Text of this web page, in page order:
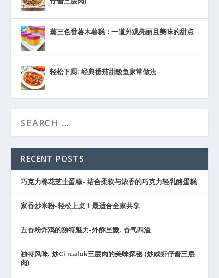
蒸三色番薯木薯糕：一道外观亮丽且美味的甜点
轻松下厨: 经典番茄甜酸鱼家常做法
RECENT POSTS
巧克力棉花芝士蛋糕- 结合柔软与浓香的巧克力轻乳酪蛋糕
家香炒米粉-轻松上桌！最适合全家共享
五香粉炸鸡的独特魅力-外酥里嫩, 香气四溢
独特风味: 炒Cincalok三层肉的美味探秘 (炒咸虾仔酱三层
肉)